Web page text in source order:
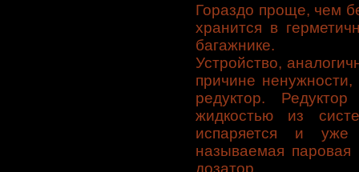
Гораздо проще, чем
хранится в
багажнике.
Устройство,
причине ненужности,
редуктор.
жидкостью из
испаряется и
называемая
дозатор.